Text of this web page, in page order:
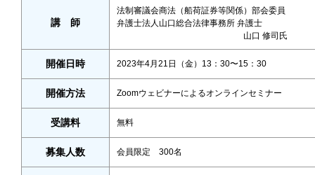
講 師
法制審議会商法（船荷証券等関係）部会委員
弁護士法人山口総合法律事務所 弁護士
山口 修司氏
開催日時 2023年4月21日（金）13：30〜15：30
開催方法 Zoomウェビナーによるオンラインセミナー
受講料 無料
募集人数 会員限定 300名